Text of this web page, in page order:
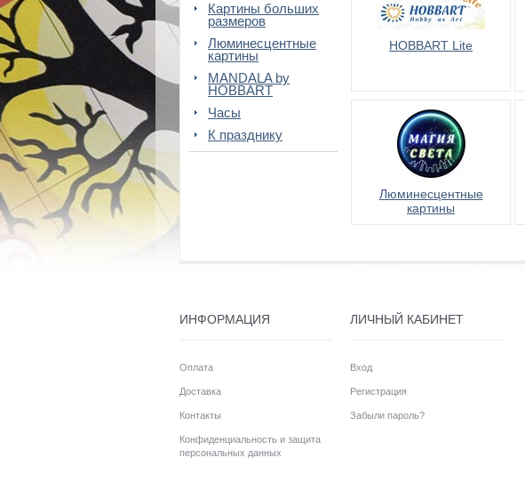
Картины больших
размеров
Люминесцентные
картины
MANDALA by
HOBBART
Часы
К празднику
HOBBART Lite
Люминесцентные
картины
ИНФОРМАЦИЯ
Оплата
Доставка
Контакты
Конфиденциальность и защита
персональных данных
ЛИЧНЫЙ КАБИНЕТ
Вход
Регистрация
Забыли пароль?